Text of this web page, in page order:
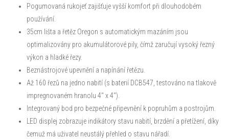
Pogumovaná rukojeť zajišťuje vyšší komfort při dlouhodobém
používání.
35cm lišta a řetěz Oregon s automatickým mazáním jsou
optimalizovány pro akumulátorové pily, čímž zaručují vysoký řezný
výkon a hladké řezy.
Beznástrojové upevnění a napínání řetězu.
Až 160 řezů na jedno nabití (s baterií DCB547, testováno na tlakově
impregnovaném hranolu 4" x 4").
Integrovaný bod pro bezpečné připevnění k popruhům a postrojům.
LED displej zobrazuje indikátory stavu nabití, brzdění a přetížení, díky
čemuž má uživatel neustálý přehled o stavu nářadí.